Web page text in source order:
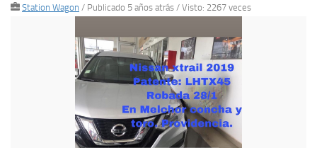
Station Wagon / Publicado 5 años atrás / Visto: 2267 veces